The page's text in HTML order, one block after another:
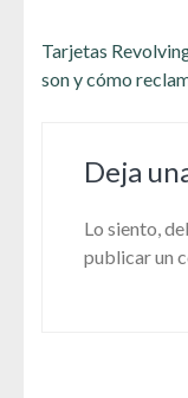
Navegación
de
Tarjetas
son y cómo
Deja
Lo siento,
publicar un